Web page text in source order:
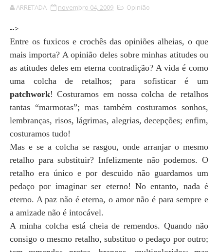
ARRETADA novembro 04, 2009 Opinião
-->
Entre os fuxicos e crochês das opiniões alheias, o que
mais importa? A opinião deles sobre minhas atitudes ou
as atitudes deles em eterna contradição? A vida é como
uma colcha de retalhos; para sofisticar é um
patchwork! Costuramos em nossa colcha de retalhos
tantas “marmotas”; mas também costuramos sonhos,
lembranças, risos, lágrimas, alegrias, decepções; enfim,
costuramos tudo!
Mas e se a colcha se rasgou, onde arranjar o mesmo
retalho para substituir? Infelizmente não podemos. O
retalho era único e por descuido não guardamos um
pedaço por imaginar ser eterno! No entanto, nada é
eterno. A paz não é eterna, o amor não é para sempre e
a amizade não é intocável.
A minha colcha está cheia de remendos. Quando não
consigo o mesmo retalho, substituo o pedaço por outro;